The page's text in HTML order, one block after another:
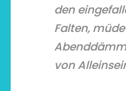
den
Falten,
von